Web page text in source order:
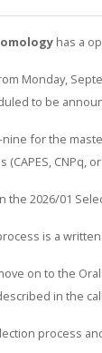
has a
Monday,
to be
for the
CNPq, or
2026/01
is a
on to the
in the
process